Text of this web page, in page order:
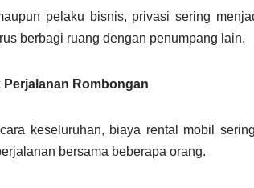
pelaku bisnis, privasi sering
berbagi ruang dengan penumpang lain.
Perjalanan Rombongan
keseluruhan, biaya rental mobil
bersama beberapa orang.